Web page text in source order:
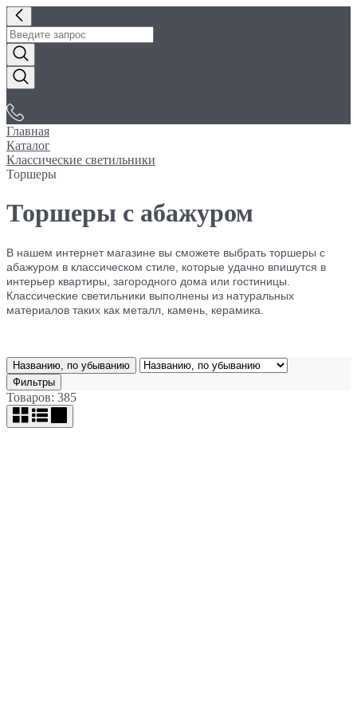
Главная
Каталог
Классические светильники
Торшеры
Торшеры с абажуром
В нашем интернет магазине вы сможете выбрать торшеры с
абажуром в классическом стиле, которые удачно впишутся в
интерьер квартиры, загородного дома или гостиницы.
Классические светильники выполнены из натуральных
материалов таких как металл, камень, керамика.
Названию, по убыванию
Фильтры
Товаров: 385